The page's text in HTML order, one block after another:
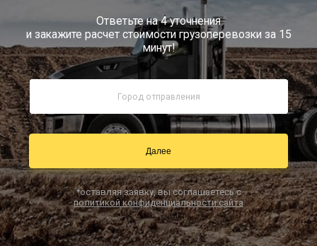
8 (800) 505-40-85
sale@simtruck-negabarit.ru
Заказать звонок
Ответьте на 4 уточнения
и закажите расчет стоимости грузоперевозки за 15
минут!
Далее
*оставляя заявку, вы соглашаетесь с
политикой конфиденциальности сайта